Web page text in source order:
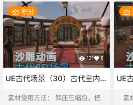
积分
131 0
UE古代场景（30）古代室内闺
渲二风格
素材使用方法： 解压压缩包，把
UE
三
素